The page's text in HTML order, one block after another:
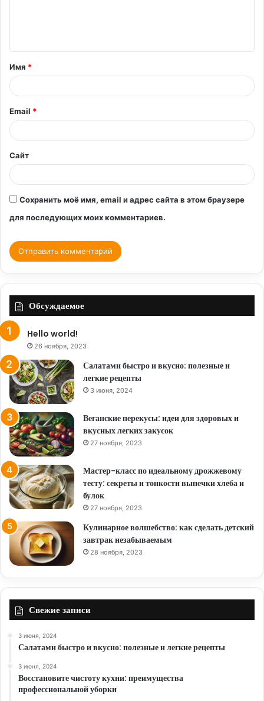
т
а
й
*
Имя *
Email *
Сайт
Сохранить моё имя, email и адрес сайта в этом браузере
для последующих моих комментариев.
Обсуждаемое
Hello world!
26 ноября, 2023
Салатами быстро и вкусно: полезные и
легкие рецепты
3 июня, 2024
Веганские перекусы: идеи для здоровых и
вкусных легких закусок
27 ноября, 2023
Мастер-класс по идеальному дрожжевому
тесту: секреты и тонкости выпечки хлеба и
булок
27 ноября, 2023
Кулинарное волшебство: как сделать детский
завтрак незабываемым
28 ноября, 2023
Свежие записи
3 июня, 2024
Салатами быстро и вкусно: полезные и легкие рецепты
3 июня, 2024
Восстановите чистоту кухни: преимущества
профессиональной уборки